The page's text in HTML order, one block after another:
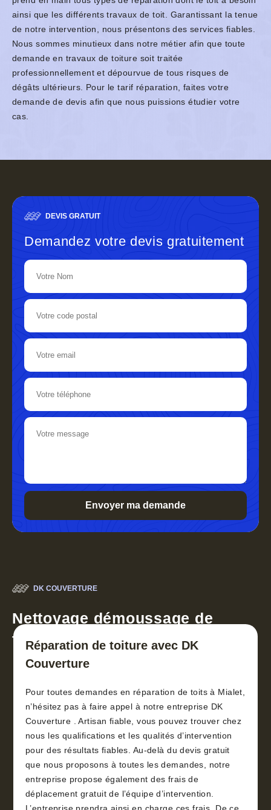
ainsi que les différents travaux de toit. Garantissant la tenue
de notre intervention, nous présentons des services fiables.
Nous sommes minutieux dans notre métier afin que toute
demande en travaux de toiture soit traitée
professionnellement et dépourvue de tous risques de
dégâts ultérieurs. Pour le tarif réparation, faites votre
demande de devis afin que nous puissions étudier votre
cas.
DEVIS GRATUIT
Demandez votre devis gratuitement
DK COUVERTURE
Nettoyage démoussage de
toiture 30
Réparation de toiture avec DK
Couverture
Pour toutes demandes en réparation de toits à Mialet,
n’hésitez pas à faire appel à notre entreprise DK
Couverture . Artisan fiable, vous pouvez trouver chez
nous les qualifications et les qualités d’intervention
pour des résultats fiables. Au-delà du devis gratuit
que nous proposons à toutes les demandes, notre
entreprise propose également des frais de
déplacement gratuit de l’équipe d’intervention.